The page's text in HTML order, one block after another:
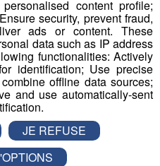
destination !
a vous de faire le
pour repartir avec vos
dans la région !
toute la journée pour
par jour à 8h45 et 17h45.
58 24 09
content profile;
security, prevent fraud,
ads or content. These
data such as IP address
functionalities: Actively
identification; Use precise
offline data sources;
and use automatically-sent
JE REFUSE